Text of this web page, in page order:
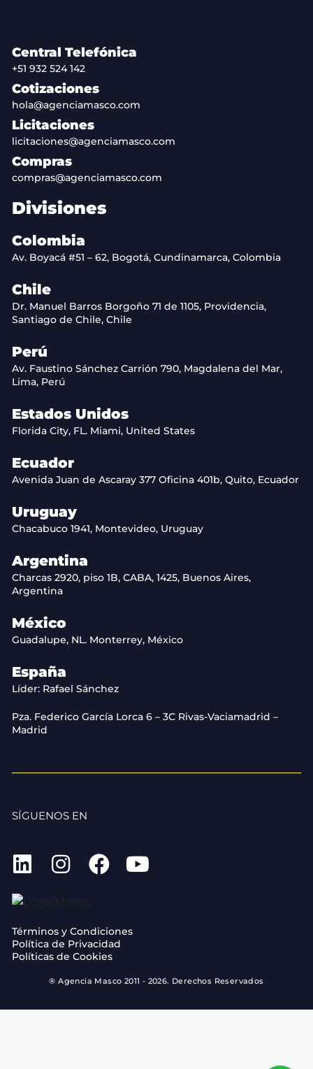
Central Telefónica
+51 932 524 142
Cotizaciones
hola@agenciamasco.com
Licitaciones
licitaciones@agenciamasco.com
Compras
compras@agenciamasco.com
Divisiones
Colombia
Av. Boyacá #51 – 62, Bogotá, Cundinamarca, Colombia
Chile
Dr. Manuel Barros Borgoño 71 de 1105, Providencia,
Santiago de Chile, Chile
Perú
Av. Faustino Sánchez Carrión 790, Magdalena del Mar,
Lima, Perú
Estados Unidos
Florida City, FL. Miami, United States
Ecuador
Avenida Juan de Ascaray 377 Oficina 401b, Quito, Ecuador
Uruguay
Chacabuco 1941, Montevideo, Uruguay
Argentina
Charcas 2920, piso 1B, CABA, 1425, Buenos Aires,
Argentina
México
Guadalupe, NL. Monterrey, México
España
Líder: Rafael Sánchez
Pza. Federico García Lorca 6 – 3C Rivas-Vaciamadrid –
Madrid
SÍGUENOS EN
Términos y Condiciones
Política de Privacidad
Políticas de Cookies
® Agencia Masco 2011 - 2026. Derechos Reservados